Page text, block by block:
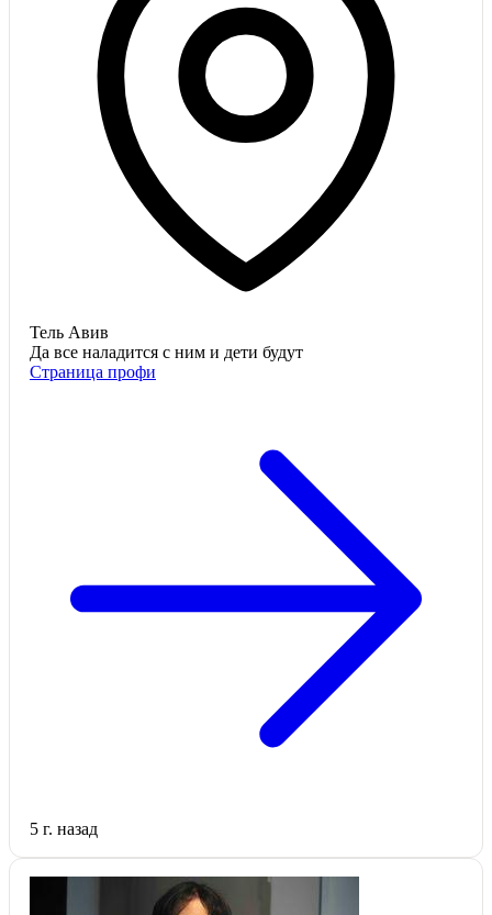
Тель Авив
Да все наладится с ним и дети будут
Страница профи
5 г. назад